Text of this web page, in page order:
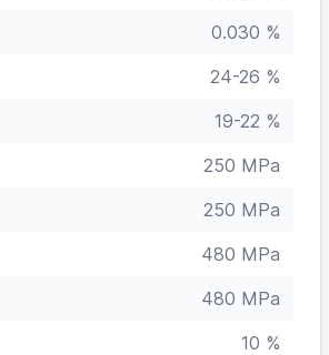
0.030 %
24-26 %
19-22 %
250 MPa
250 MPa
480 MPa
480 MPa
10 %